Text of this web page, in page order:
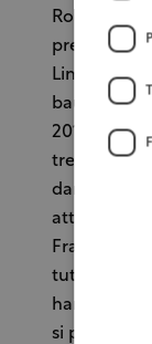
Roberta
presenterà
Limited
bauletto di
2015 in tre
tre canti
dantesco
tutti i tempi;
hanno
si prevede